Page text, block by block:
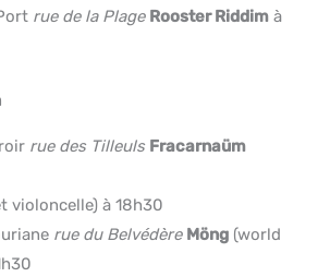
rue de la Plage Rooster Riddim à
rue des Tilleuls Fracarnaüm
violoncelle) à 18h30
rue du Belvédère Möng (world